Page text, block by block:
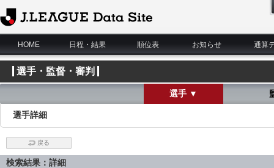
J.League Data Site
HOME
日程・結果 順位表 お知らせ 通算
選手・監督・審判
選手 ▼
選手詳細
戻る
検索結果：詳細